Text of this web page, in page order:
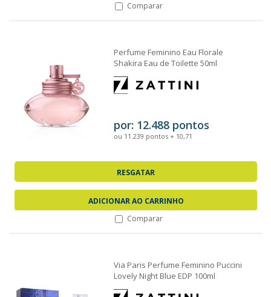
Comparar
Perfume Feminino Eau Florale
Shakira Eau de Toilette 50ml
por: 12.488 pontos
ou 11.239 pontos + 10,71
RESGATAR
ADICIONAR AO CARRINHO
Comparar
Via Paris Perfume Feminino Puccini
Lovely Night Blue EDP 100ml